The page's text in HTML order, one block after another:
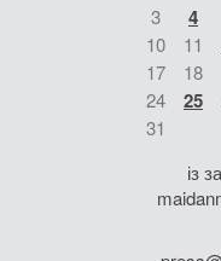
3 4
10
11
17
18
24
25
31
із